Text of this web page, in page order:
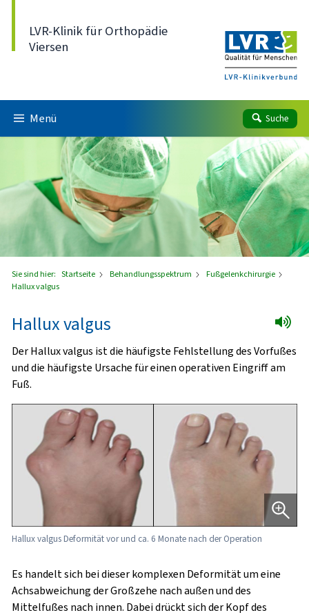
LVR-Klinik für Orthopädie
Viersen
Menü Suche
Sie sind hier: Startseite Behandlungsspektrum
Fußgelenkchirurgie
Hallux valgus
Hallux valgus
Der Hallux valgus ist die häufigste Fehlstellung des Vorfußes
und die häufigste Ursache für einen operativen Eingriff am
Fuß.
Hallux valgus Deformität vor und ca. 6 Monate nach der Operation
Es handelt sich bei dieser komplexen Deformität um eine
Achsabweichung der Großzehe nach außen und des
Mittelfußes nach innen. Dabei drückt sich der Kopf des